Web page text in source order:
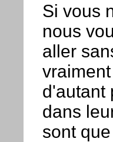
Si vous
nous
aller
d'autant
dans
sont